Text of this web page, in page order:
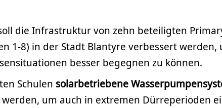
die Infrastruktur von zehn beteiligten
1-8) in der Stadt Blantyre verbessert werden,
besser begegnen zu können.
Schulen solarbetriebene
um auch in extremen Dürreperioden